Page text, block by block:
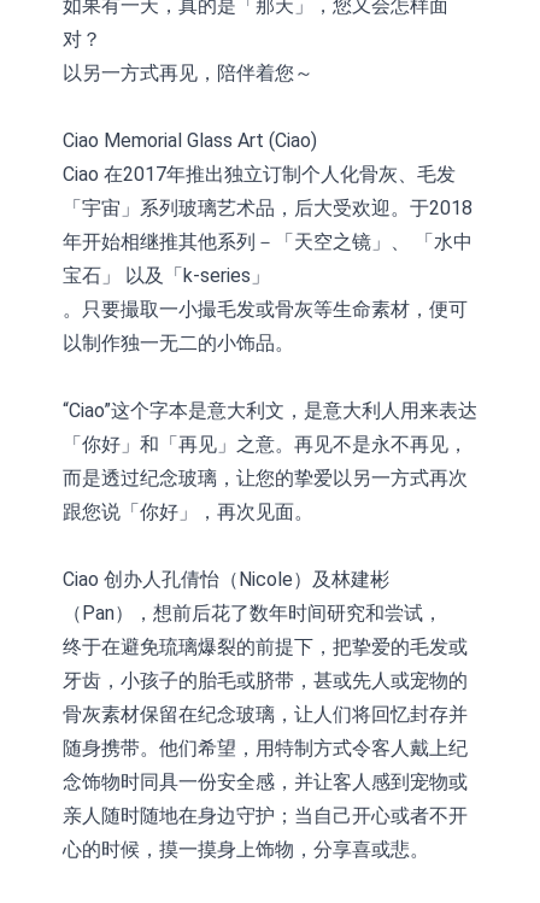
务集团(02215.HK)跌16.33%
10年期港元特区政府机构债券将于
于2026年8月12日进行投标
香港证监会就中国糖果前高管的失当
行为取得13年取消资格令
【异动股】港股跌幅榜前十，融信中
国(03301.HK)跌38.98%，德信服务集
团(02215.HK)跌35.71%
如果有一天，真的是「那天」，您又会怎样面
对？
以另一方式再见，陪伴着您～
Ciao Memorial Glass Art (Ciao)
Ciao 在2017年推出独立订制个人化骨灰、毛发
「宇宙」系列玻璃艺术品，后大受欢迎。于2018
年开始相继推其他系列－「天空之镜」、 「水中
宝石」 以及「k-series」
。只要撮取一小撮毛发或骨灰等生命素材，便可
以制作独一无二的小饰品。
“Ciao”这个字本是意大利文，是意大利人用来表达
「你好」和「再见」之意。再见不是永不再见，
而是透过纪念玻璃，让您的挚爱以另一方式再次
跟您说「你好」，再次见面。
Ciao 创办人孔倩怡（Nicole）及林建彬
（Pan），想前后花了数年时间研究和尝试，
终于在避免琉璃爆裂的前提下，把挚爱的毛发或
牙齿，小孩子的胎毛或脐带，甚或先人或宠物的
骨灰素材保留在纪念玻璃，让人们将回忆封存并
随身携带。他们希望，用特制方式令客人戴上纪
念饰物时同具一份安全感，并让客人感到宠物或
亲人随时随地在身边守护；当自己开心或者不开
心的时候，摸一摸身上饰物，分享喜或悲。